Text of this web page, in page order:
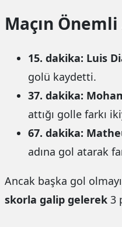
Ankara
masaj
escort
Çankaya
escort
kadınlar
Maçın Önemli
15. dakika: Luis
golü kaydetti.
37. dakika:
attığı golle farkı
67. dakika:
adına gol atarak
Ancak başka gol
skorla galip gelerek 3